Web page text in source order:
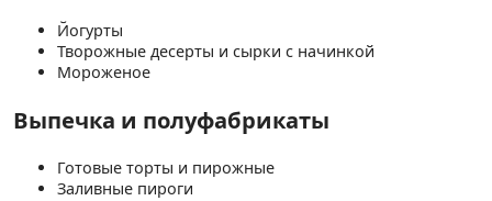
Йогурты
Творожные десерты и сырки с начинкой
Мороженое
Выпечка и полуфабрикаты
Готовые торты и пирожные
Заливные пироги